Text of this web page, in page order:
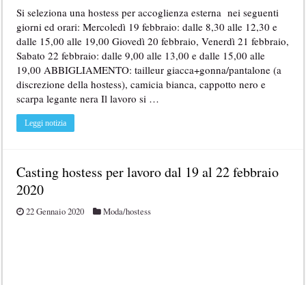
Si seleziona una hostess per accoglienza esterna nei seguenti
giorni ed orari: Mercoledì 19 febbraio: dalle 8,30 alle 12,30 e
dalle 15,00 alle 19,00 Giovedì 20 febbraio, Venerdì 21 febbraio,
Sabato 22 febbraio: dalle 9,00 alle 13,00 e dalle 15,00 alle
19,00 ABBIGLIAMENTO: tailleur giacca+gonna/pantalone (a
discrezione della hostess), camicia bianca, cappotto nero e
scarpa legante nera Il lavoro si …
Leggi notizia
Casting hostess per lavoro dal 19 al 22 febbraio
2020
22 Gennaio 2020 Moda/hostess